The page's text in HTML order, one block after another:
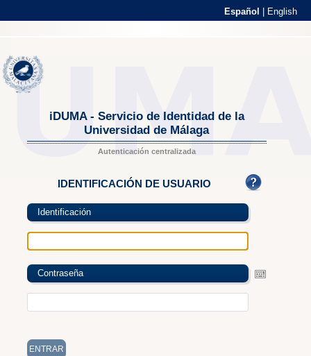
Español English
iDUMA - Servicio de Identidad de la
Universidad de Málaga
Autenticación centralizada
IDENTIFICACIÓN DE USUARIO
Identificación
Contraseña